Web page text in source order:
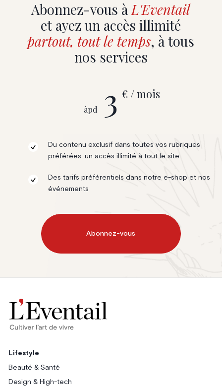
Abonnez-vous àL'Eventail
et ayez un accès illimité
partout, tout le temps, à tous
nos services
àpd 3 € / mois
Du contenu exclusif dans toutes vos rubriques
préférées, un accès illimité à tout le site
Des tarifs préférentiels dans notre e-shop et nos
événements
Abonnez-vous
Lifestyle
Beauté & Santé
Design & High-tech